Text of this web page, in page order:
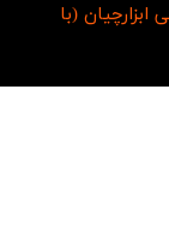
(با